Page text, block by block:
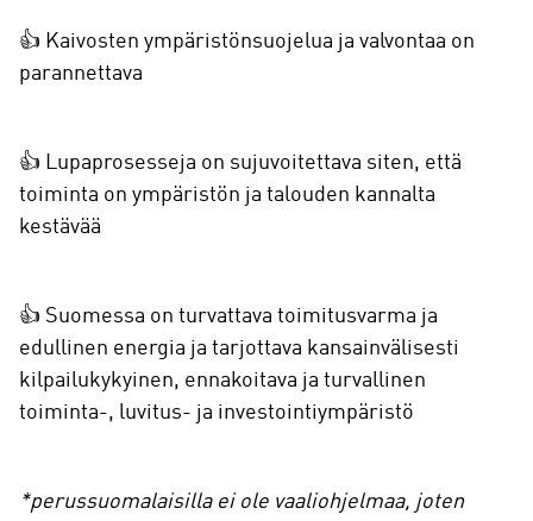
👍 Kaivosten ympäristönsuojelua ja valvontaa on
parannettava
👍 Lupaprosesseja on sujuvoitettava siten, että
toiminta on ympäristön ja talouden kannalta
kestävää
👍 Suomessa on turvattava toimitusvarma ja
edullinen energia ja tarjottava kansainvälisesti
kilpailukykyinen, ennakoitava ja turvallinen
toiminta-, luvitus- ja investointiympäristö
*perussuomalaisilla ei ole vaaliohjelmaa, joten